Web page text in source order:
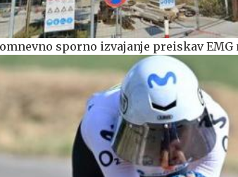
sporno izvajanje preiskav